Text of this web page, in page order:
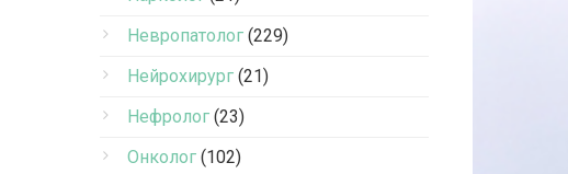
Невропатолог (229)
Нейрохирург (21)
Нефролог (23)
Онколог (102)